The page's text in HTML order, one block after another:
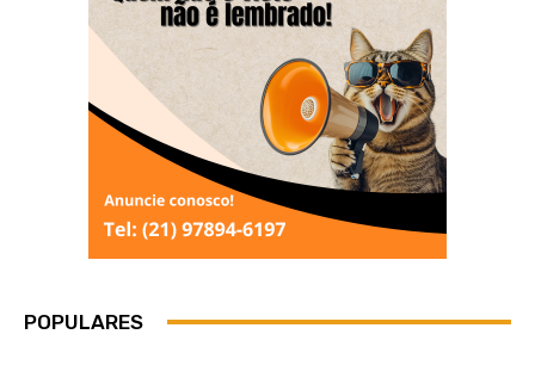
POPULARES